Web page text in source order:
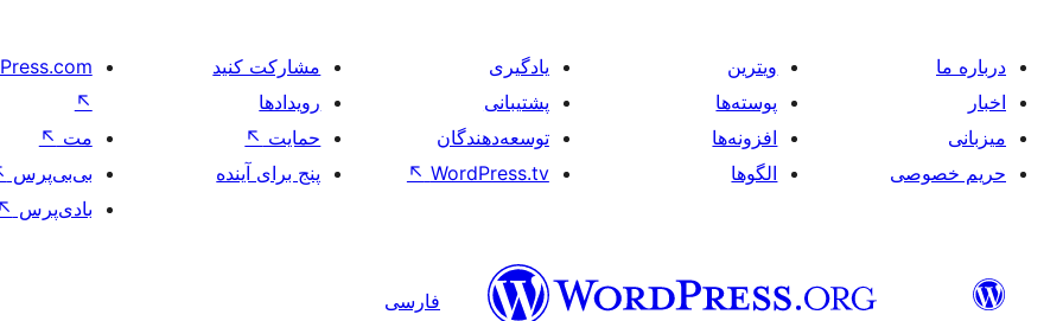
درباره ما
اخبار
میزبانی
حریم خصوصی
ویترین
پوسته‌ها
افزونه‌ها
الگوها
یادگیری
پشتیبانی
توسعه‌دهندگان
WordPress.tv
↖
مشارکت کنید
رویدادها
حمایت ↖
پنج برای آینده
↖
مت ↖
بی‌بی‌پرس
بادی‌پرس ↖
فارسی